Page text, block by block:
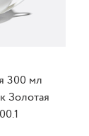
300 мл
Золотая